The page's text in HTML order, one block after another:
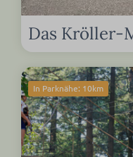
Das Kröller-
In Parknähe: 10km